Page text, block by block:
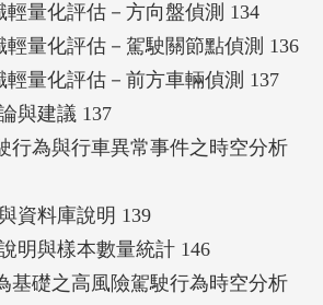
輕量化評估－方向盤偵測 134
輕量化評估－駕駛關節點偵測 136
輕量化評估－前方車輛偵測 137
與建議 137
行為與行車異常事件之時空分析
資料庫說明 139
明與樣本數量統計 146
基礎之高風險駕駛行為時空分析